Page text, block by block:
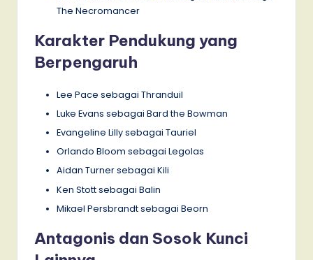
The Necromancer
Karakter Pendukung yang
Berpengaruh
Lee Pace sebagai Thranduil
Luke Evans sebagai Bard the Bowman
Evangeline Lilly sebagai Tauriel
Orlando Bloom sebagai Legolas
Aidan Turner sebagai Kili
Ken Stott sebagai Balin
Mikael Persbrandt sebagai Beorn
Antagonis dan Sosok Kunci